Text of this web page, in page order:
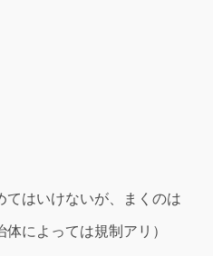
てはいけないが、まくのは
によっては規制アリ）